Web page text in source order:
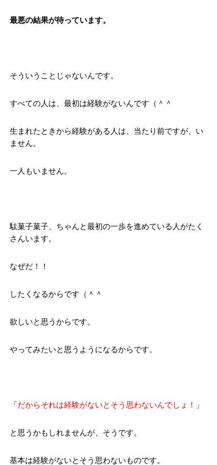
最悪の結果が待っています。
そういうことじゃないんです。
すべての人は、最初は経験がないんです（＾＾
生まれたときから経験がある人は、当たり前ですが、い
ません。
一人もいません。
駄菓子菓子、ちゃんと最初の一歩を進めている人がたく
さんいます。
なぜだ！！
したくなるからです（＾＾
欲しいと思うからです。
やってみたいと思うようになるからです。
「 だからそれは経験がないとそう思わないんでしょ！ 」
と思うかもしれませんが、そうです。
基本は経験がないとそう思わないものです。